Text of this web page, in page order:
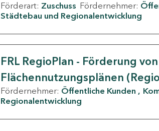
Förderart: Zuschuss Fördernehmer:
Städtebau und Regionalentwicklung
FRL RegioPlan - Förderung
Flächennutzungsplänen
Fördernehmer: Öffentliche Kunden
Regionalentwicklung